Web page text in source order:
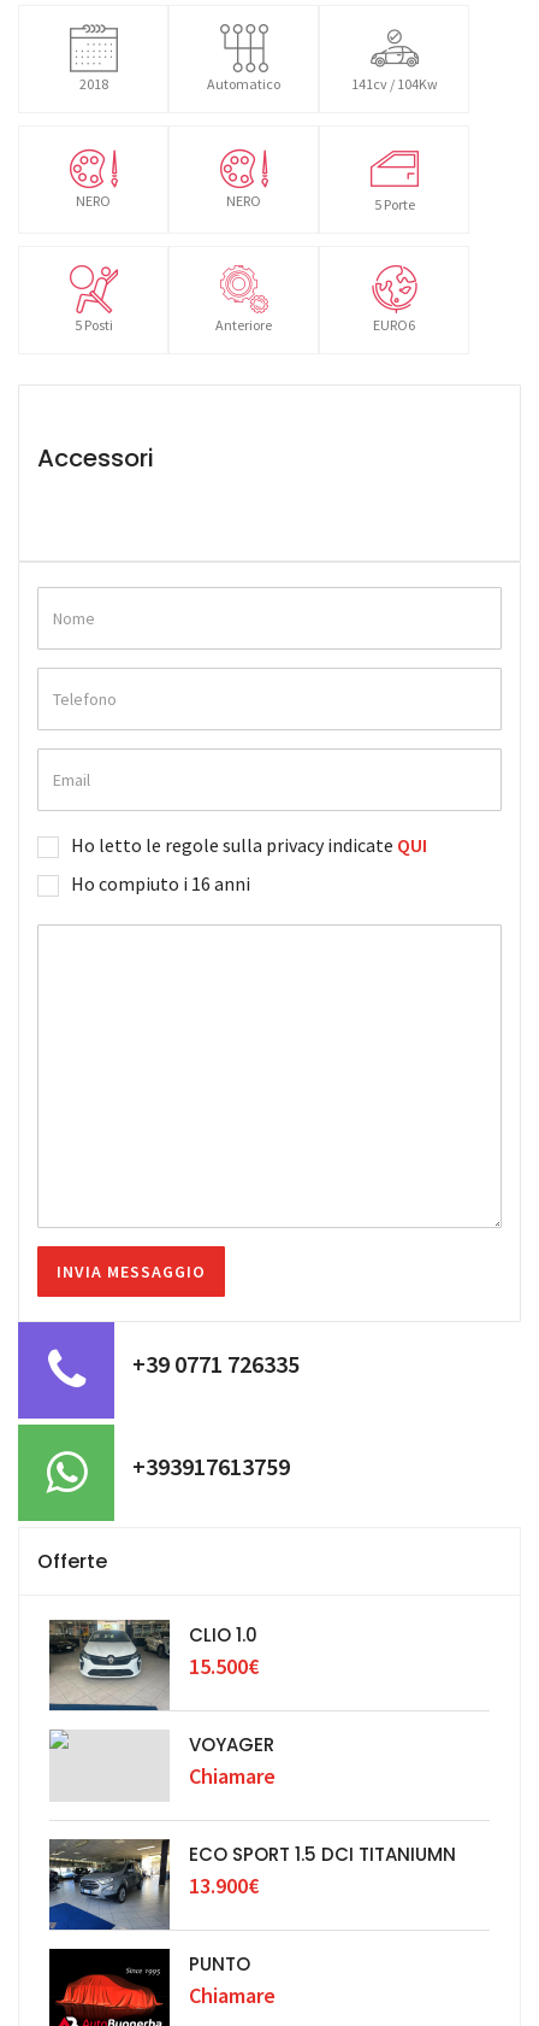
2018 Automatico 141cv / 104Kw
NERO NERO 5 Porte
5 Posti Anteriore EURO6
Accessori
Ho letto le regole sulla privacy indicate QUI
Ho compiuto i 16 anni
+39 0771 726335
+393917613759
Offerte
CLIO 1.0
15.500€
VOYAGER
Chiamare
ECO SPORT 1.5 DCI TITANIUMN
13.900€
PUNTO
Chiamare